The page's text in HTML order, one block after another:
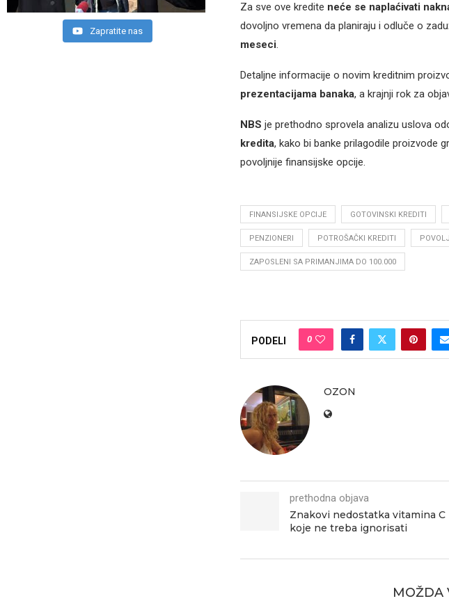
Za sve ove kredite neće se naplaćivati
dovoljno vremena da planiraju i odluče o
meseci
Detaljne informacije o novim kreditnim
prezentacijama banaka, a krajnji rok za
NBS je prethodno sprovela analizu uslova
kredita, kako bi banke prilagodile proizvode
povoljnije finansijske opcije.
FINANSIJSKE OPCIJE GOTOVINSKI KREDITI
PENZIONERI POTROŠAČKI KREDITI
ZAPOSLENI SA PRIMANJIMA DO 100.000
PODELI 0
OZON
prethodna objava
Znakovi nedostatka vitamina C
koje ne treba ignorisati
MOŽDA
Zapratite nas